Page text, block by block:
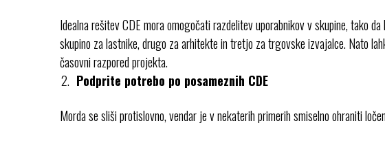
Idealna rešitev CDE mora omogočati razdelitev uporabnikov v skupine, tako
skupino za lastnike, drugo za arhitekte in tretjo za trgovske izvajalce. Nato
časovni razpored projekta.
Podprite potrebo po posameznih CDE
Morda se sliši protislovno, vendar je v nekaterih primerih smiselno ohraniti